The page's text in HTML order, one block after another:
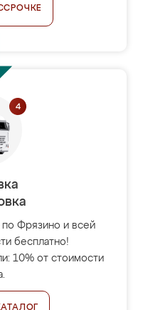
Фрязино и всей
бесплатно!
10% от стоимости